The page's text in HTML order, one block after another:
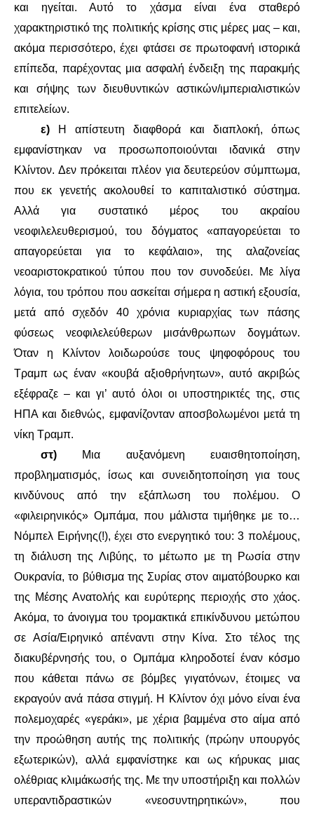
και ηγείται. Αυτό το χάσμα είναι ένα σταθερό
χαρακτηριστικό της πολιτικής κρίσης στις μέρες μας – και,
ακόμα περισσότερο, έχει φτάσει σε πρωτοφανή ιστορικά
επίπεδα, παρέχοντας μια ασφαλή ένδειξη της παρακμής
και σήψης των διευθυντικών αστικών/ιμπεριαλιστικών
επιτελείων.
ε)Η απίστευτη διαφθορά και διαπλοκή, όπως
εμφανίστηκαν να προσωποποιούνται ιδανικά στην
Κλίντον. Δεν πρόκειται πλέον για δευτερεύον σύμπτωμα,
που εκ γενετής ακολουθεί το καπιταλιστικό σύστημα.
Αλλά για συστατικό μέρος του ακραίου
νεοφιλελευθερισμού, του δόγματος «απαγορεύεται το
απαγορεύεται για το κεφάλαιο», της αλαζονείας
νεοαριστοκρατικού τύπου που τον συνοδεύει. Με λίγα
λόγια, του τρόπου που ασκείται σήμερα η αστική εξουσία,
μετά από σχεδόν 40 χρόνια κυριαρχίας των πάσης
φύσεως νεοφιλελεύθερων μισάνθρωπων δογμάτων.
Όταν η Κλίντον λοιδωρούσε τους ψηφοφόρους του
Τραμπ ως έναν «κουβά αξιοθρήνητων», αυτό ακριβώς
εξέφραζε – και γι’ αυτό όλοι οι υποστηρικτές της, στις
ΗΠΑ και διεθνώς, εμφανίζονταν αποσβολωμένοι μετά τη
νίκη Τραμπ.
στ)Μια αυξανόμενη ευαισθητοποίηση,
προβληματισμός, ίσως και συνειδητοποίηση για τους
κινδύνους από την εξάπλωση του πολέμου. Ο
«φιλειρηνικός» Ομπάμα, που μάλιστα τιμήθηκε με το…
Νόμπελ Ειρήνης(!), έχει στο ενεργητικό του: 3 πολέμους,
τη διάλυση της Λιβύης, το μέτωπο με τη Ρωσία στην
Ουκρανία, το βύθισμα της Συρίας στον αιματόβουρκο και
της Μέσης Ανατολής και ευρύτερης περιοχής στο χάος.
Ακόμα, το άνοιγμα του τρομακτικά επικίνδυνου μετώπου
σε Ασία/Ειρηνικό απέναντι στην Κίνα. Στο τέλος της
διακυβέρνησής του, ο Ομπάμα κληροδοτεί έναν κόσμο
που κάθεται πάνω σε βόμβες γιγατόνων, έτοιμες να
εκραγούν ανά πάσα στιγμή. Η Κλίντον όχι μόνο είναι ένα
πολεμοχαρές «γεράκι», με χέρια βαμμένα στο αίμα από
την προώθηση αυτής της πολιτικής (πρώην υπουργός
εξωτερικών), αλλά εμφανίστηκε και ως κήρυκας μιας
ολέθριας κλιμάκωσής της. Με την υποστήριξη και πολλών
υπεραντιδραστικών «νεοσυντηρητικών», που